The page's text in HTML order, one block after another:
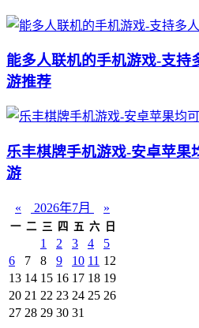
能多人联机的手机游戏-支持
游推荐
乐丰棋牌手机游戏-安卓苹果
游
« 2026年7月 »
一 二 三 四 五 六 日
1 2 3 4
5
6
7 8 9 10 11 12
13 14 15 16 17 18 19
20 21 22 23 24 25 26
27 28 29 30 31